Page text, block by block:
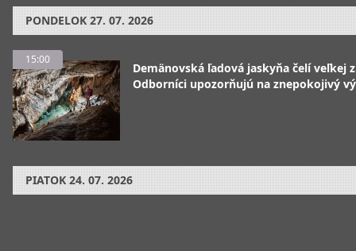
PONDELOK 27. 07. 2026
15:00
Demänovská ľadová jaskyňa čelí veľkej
Odborníci upozorňujú na znepokojivý
PIATOK 24. 07. 2026